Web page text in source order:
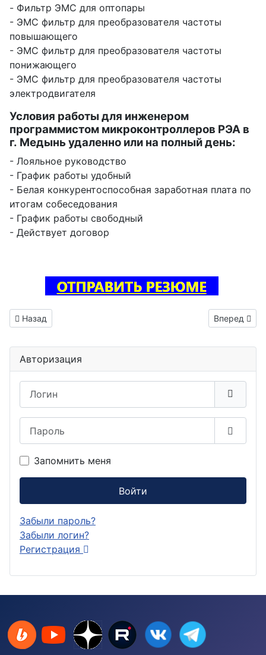
- Фильтр ЭМС для оптопары
- ЭМС фильтр для преобразователя частоты
повышающего
- ЭМС фильтр для преобразователя частоты
понижающего
- ЭМС фильтр для преобразователя частоты
электродвигателя
Условия работы для инженером
программистом микроконтроллеров РЭА в
г. Медынь удаленно или на полный день:
- Лояльное руководство
- График работы удобный
- Белая конкурентоспособная заработная плата по
итогам собеседования
- График работы свободный
- Действует договор
Предыдущий: Инженер трассировщик печатных плат
Назад Следующий:
Вперед
Авторизация
Запомнить меня
Войти
Забыли пароль?
Забыли логин?
Регистрация